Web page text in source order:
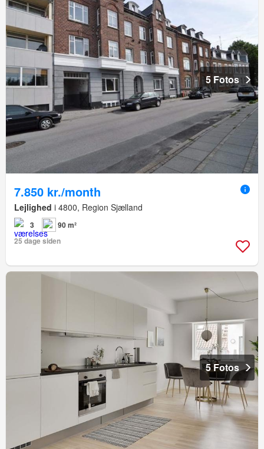
5 Fotos
7.850 kr./month
Lejlighed i 4800, Region Sjælland
3
90 m²
25 dage siden
5 Fotos